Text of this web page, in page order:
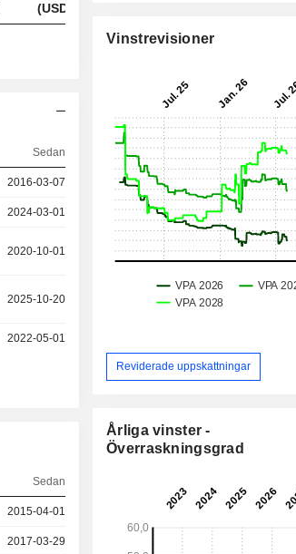
(USD)
Sedan
2016-03-07
2024-03-01
2020-10-01
2025-10-20
2022-05-01
Sedan
2015-04-01
2017-03-29
Vinstrevisioner
Reviderade uppskattningar
Årliga vinster -
Överraskningsgrad